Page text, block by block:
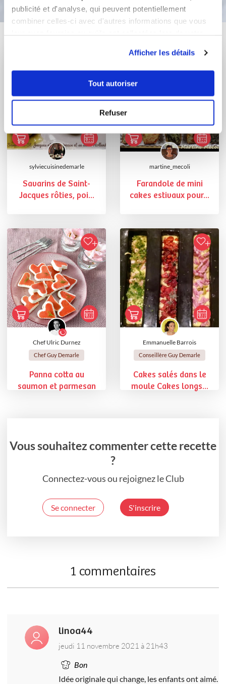
publicité et d'analyse, qui peuvent potentiellement
combiner celles-ci avec d'autres informations que vous
Afficher les détails
Tout autoriser
Refuser
sylviecuisinedemarle
Savarins de Saint-
Jacques rôties, poi...
martine_mecoli
Farandole de mini
cakes estivaux pour...
Chef Ulric Durnez
Chef Guy Demarle
Panna cotta au
saumon et parmesan
Emmanuelle Barrois
Conseillère Guy Demarle
Cakes salés dans le
moule Cakes longs...
Vous souhaitez commenter cette recette
?
Connectez-vous ou rejoignez le Club
Se connecter S'inscrire
1 commentaires
linoa44
jeudi 11 novembre 2021 à 21h43
Bon
Idée originale qui change, les enfants ont aimé.